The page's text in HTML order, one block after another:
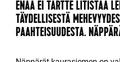
ENÄÄ EI TARTTE LITISTÄÄ
TÄYDELLISESTÄ
PAAHTEISUUDESTA.